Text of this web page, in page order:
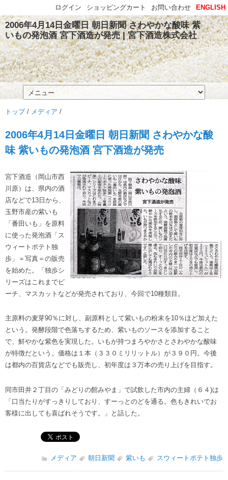
2006年4月14日金曜日 朝日新聞 さわやかな酸味 紫
いもの発泡酒 宮下酒造が発売 | 宮下酒造株式会社
トップ/ メディア /
2006年4月14日金曜日 朝日新聞 さわやかな酸
味 紫いもの発泡酒 宮下酒造が発売
宮下酒造（岡山市西
川原）は、県内の酒
店などで13日から、
玉野市産の紫いも
「番田いも」を原料
に使った発泡酒「ス
ウィートポテト独
歩」＝写真＝の販売
を始めた。「独歩シ
リーズはこれまでピ
ーチ、マスカットなどが発売されており、今回で10種類目。
主原料の麦芽90％に対し、副原料として紫いもの粉末を10％ほど加えた
という。発酵段階で色落ちするため、紫いものソースを添加すること
で、鮮やかな紫色を実現した。いもが持つまろやかさとさわやかな酸味
が特徴だという。価格は１本（３３０ミリリットル）が３９０円。今後
は都内の百貨店などでも販売し、初年度は３万本の売り上げを目指す。
同市田井２丁目の「みどりの館みやま」で試飲した市内の主婦（６４)は
「口当たりがすっきりしており、すーっとのどを通る。色もきれいでお
客様に出しても喜ばれそうです。」と話した。
メディア 朝日新聞 紫いも スウィートポテト独歩
ENGLISH
お問い合わせ
ショッピングカート
ログイン